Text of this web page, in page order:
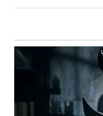
WN
WN
KEPULAUAN